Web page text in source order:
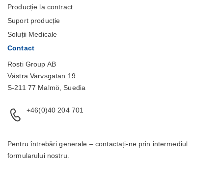
Producție la contract
Suport producție
Soluții Medicale
Contact
Rosti Group AB
Västra Varvsgatan 19
S-211 77 Malmö, Suedia
+46(0)40 204 701
Pentru întrebări generale – contactați-ne prin intermediul
formularuluinostru.